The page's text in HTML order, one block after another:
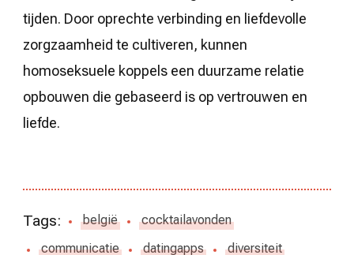
tijden. Door oprechte verbinding en liefdevolle
zorgzaamheid te cultiveren, kunnen
homoseksuele koppels een duurzame relatie
opbouwen die gebaseerd is op vertrouwen en
liefde.
Tags: belgië
cocktailavonden
communicatie
datingapps
diversiteit